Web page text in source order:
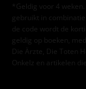
*Geldig voor 4
gebruikt in
de code wordt de
geldig op boeken,
Die Ärzte, Die Toten
Onkelz en artikelen